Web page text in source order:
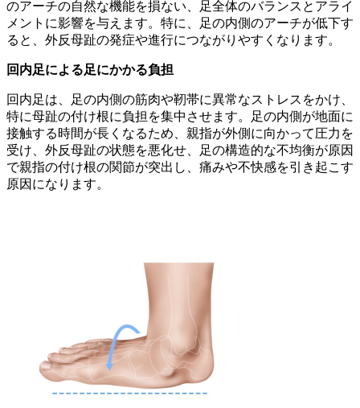
のアーチの自然な機能を損ない、足全体のバランスとアライ
メントに影響を与えます。特に、足の内側のアーチが低下す
ると、外反母趾の発症や進行につながりやすくなります。
回内足による足にかかる負担
回内足は、足の内側の筋肉や靭帯に異常なストレスをかけ、
特に母趾の付け根に負担を集中させます。足の内側が地面に
接触する時間が長くなるため、親指が外側に向かって圧力を
受け、外反母趾の状態を悪化せ、足の構造的な不均衡が原因
で親指の付け根の関節が突出し、痛みや不快感を引き起こす
原因になります。